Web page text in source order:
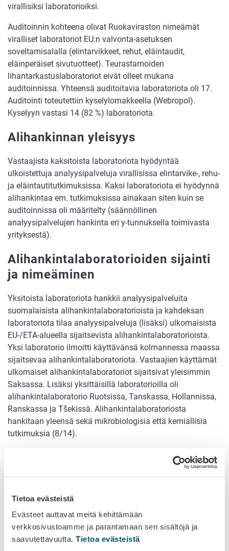
Tietoa evästeistä
Evästeet auttavat meitä kehittämään
verkkosivustoamme ja parantamaan sen sisältöjä ja
saavutettavuutta. Tietoa evästeistä
virallisiksi laboratorioiksi.
Auditoinnin kohteena olivat Ruokaviraston nimeämät
viralliset laboratoriot EU:n valvonta-asetuksen
soveltamisalalla (elintarvikkeet, rehut, eläintaudit,
eläinperäiset sivutuotteet). Teurastamoiden
lihantarkastuslaboratoriot eivät olleet mukana
auditoinnissa. Yhteensä auditoitavia laboratoriota oli 17.
Auditointi toteutettiin kyselylomakkeella (Webropol).
Kyselyyn vastasi 14 (82 %) laboratoriota.
Alihankinnan yleisyys
Vastaajista kaksitoista laboratoriota hyödyntää
ulkoistettuja analyysipalveluja virallisissa elintarvike-, rehu-
ja eläintautitutkimuksissa. Kaksi laboratoriota ei hyödynnä
alihankintaa em. tutkimuksissa ainakaan siten kuin se
auditoinnissa oli määritelty (säännöllinen
analyysipalvelujen hankinta eri y-tunnuksella toimivasta
yrityksestä).
Alihankintalaboratorioiden sijainti
ja nimeäminen
Yksitoista laboratoriota hankkii analyysipalveluita
suomalaisista alihankintalaboratorioista ja kahdeksan
laboratoriota tilaa analyysipalveluja (lisäksi) ulkomaisista
EU-/ETA-alueella sijaitsevista alihankintalaboratorioista.
Yksi laboratorio ilmoitti käyttävänsä kolmannessa maassa
sijaitsevaa alihankintalaboratoriota. Vastaajien käyttämät
ulkomaiset alihankintalaboratoriot sijaitsivat yleisimmin
Saksassa. Lisäksi yksittäisillä laboratorioilla oli
alihankintalaboratorio Ruotsissa, Tanskassa, Hollannissa,
Ranskassa ja Tšekissä. Alihankintalaboratoriosta
hankitaan yleensä sekä mikrobiologisia että kemiallisia
tutkimuksia (8/14).
toimivaltaisten viranomaisten on nimettävä laboratoriot,
jotka suorittavat virallisen valvonnan tai muiden virallisten
tai diagnooseja. Komission vuonna 2022 antaman
tiedonannon mukaan myös laboratoriot, joissa viralliset
laboratoriot teettävät tutkimuksia alihankintana, on
nimettävä virallisiksi laboratorioiksi.